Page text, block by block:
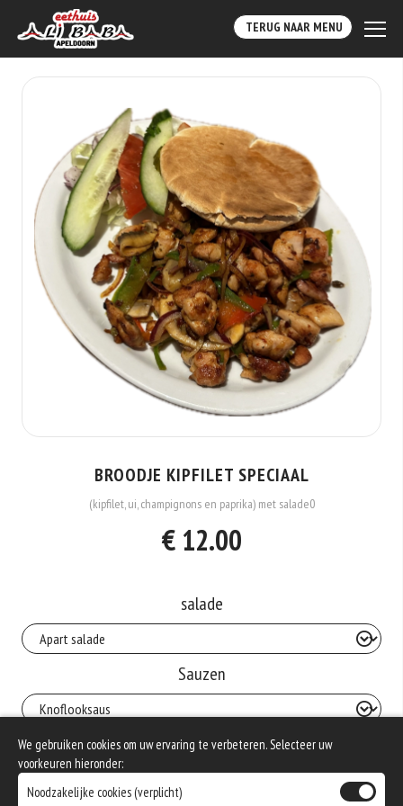
TERUG NAAR MENU
BROODJE KIPFILET SPECIAAL
(kipfilet, ui, champignons en paprika) met salade0
€ 12.00
salade
Sauzen
We gebruiken cookies om uw ervaring te verbeteren. Selecteer uw
voorkeuren hieronder:
Noodzakelijke cookies (verplicht)